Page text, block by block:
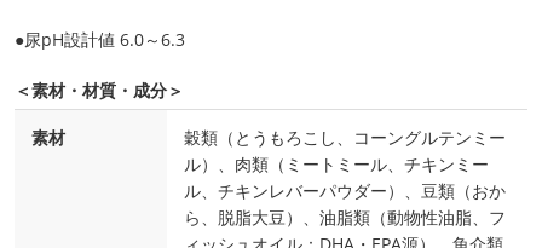
●尿pH設計値 6.0～6.3
＜素材・材質・成分＞
素材
穀類（とうもろこし、コーングルテンミー
ル）、肉類（ミートミール、チキンミー
ル、チキンレバーパウダー）、豆類（おか
ら、脱脂大豆）、油脂類（動物性油脂、フ